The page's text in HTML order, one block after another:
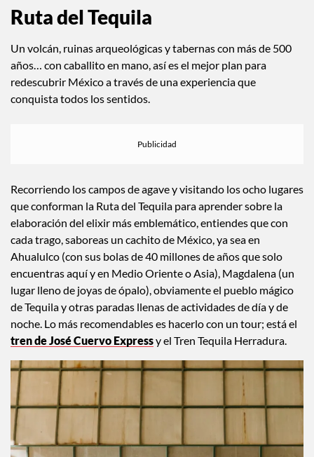
Ruta del Tequila
Un volcán, ruinas arqueológicas y tabernas con más de 500
años… con caballito en mano, así es el mejor plan para
redescubrir México a través de una experiencia que
conquista todos los sentidos.
Recorriendo los campos de agave y visitando los ocho lugares
que conforman la Ruta del Tequila para aprender sobre la
elaboración del elixir más emblemático, entiendes que con
cada trago, saboreas un cachito de México, ya sea en
Ahualulco (con sus bolas de 40 millones de años que solo
encuentras aquí y en Medio Oriente o Asia), Magdalena (un
lugar lleno de joyas de ópalo), obviamente el pueblo mágico
de Tequila y otras paradas llenas de actividades de día y de
noche. Lo más recomendables es hacerlo con un tour; está el
tren de José Cuervo Expressy el Tren Tequila Herradura.